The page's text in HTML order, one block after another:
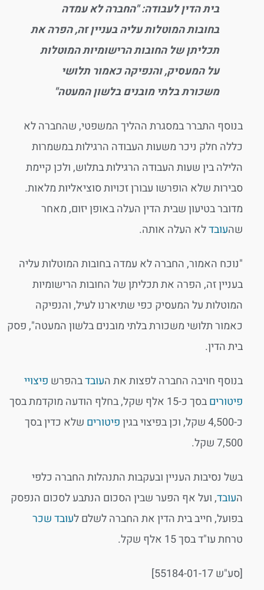
בית הדין לעבודה: "החברה לא עמדה
בחובות המוטלות עליה בעניין זה, הפרה את
תכליתן של החובות הרישומיות המוטלות
על המעסיק, והנפיקה כאמור תלושי
משכורת בלתי מובנים בלשון המעטה"
בנוסף התברר במסגרת ההליך המשפטי, שהחברה לא
כללה חלק ניכר משעות העבודה הרגילות במשמרות
הלילה בין שעות העבודה הרגילות בתלוש, ולכן קיימת
סבירות שלא הופרשו עבורן זכויות סוציאליות מלאות.
מדובר בטיעון שבית הדין העלה באופן יזום, מאחר
שהעובדלא העלה אותה.
"נוכח האמור, החברה לא עמדה בחובות המוטלות עליה
בעניין זה, הפרה את תכליתן של החובות הרישומיות
המוטלות על המעסיק כפי שתיארנו לעיל, והנפיקה
כאמור תלושי משכורת בלתי מובנים בלשון המעטה", פסק
בית הדין.
בנוסף חויבה החברה לפצות את העובדבהפרשפיצויי
פיטורים
בסך כ-15 אלף שקל, בחלף הודעה מוקדמת בסך
כ-4,500 שקל, וכן בפיצוי בגין
פיטוריםשלא כדין בסך
7,500 שקל.
בשל נסיבות העניין ובעקבות התנהלות החברה כלפי
העובד, ועל אף הפער שבין הסכום הנתבע לסכום הנפסק
בפועל, חייב בית הדין את החברה לשלם לעובדשכר
טרחת עו"ד בסך 15 אלף שקל.
[סע"ש 55184-01-17]